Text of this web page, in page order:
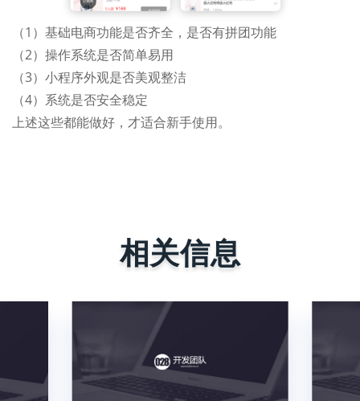
（1）基础电商功能是否齐全，是否有拼团功能
（2）操作系统是否简单易用
（3）小程序外观是否美观整洁
（4）系统是否安全稳定
上述这些都能做好，才适合新手使用。
相关信息